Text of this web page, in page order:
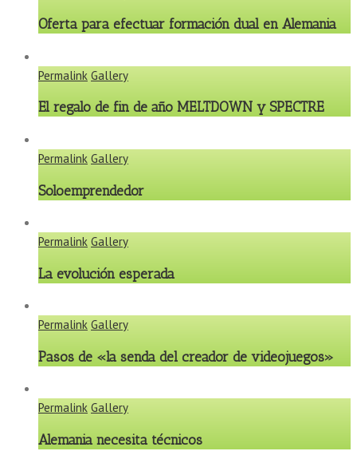
Oferta para efectuar formación dual en Alemania
Permalink Gallery
El regalo de fin de año MELTDOWN y SPECTRE
Permalink Gallery
Soloemprendedor
Permalink Gallery
La evolución esperada
Permalink Gallery
Pasos de «la senda del creador de videojuegos»
Permalink Gallery
Alemania necesita técnicos